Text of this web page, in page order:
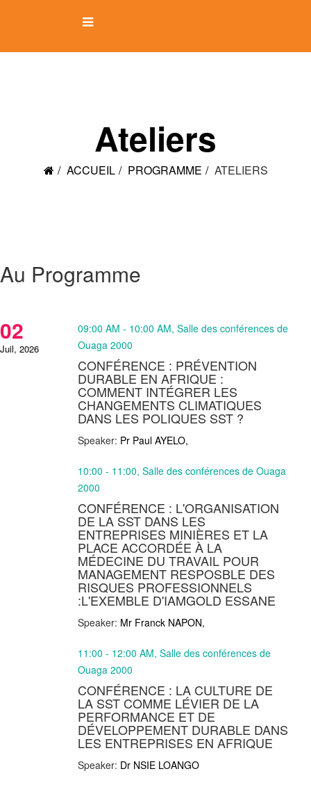
Ateliers
ACCUEIL PROGRAMME ATELIERS
Au Programme
02
Juil, 2026
09:00 AM - 10:00 AM, Salle des conférences de
Ouaga 2000
CONFÉRENCE : PRÉVENTION
DURABLE EN AFRIQUE :
COMMENT INTÉGRER LES
CHANGEMENTS CLIMATIQUES
DANS LES POLIQUES SST ?
Speaker: Pr Paul AYELO,
10:00 - 11:00, Salle des conférences de Ouaga
2000
CONFÉRENCE : L'ORGANISATION
DE LA SST DANS LES
ENTREPRISES MINIÈRES ET LA
PLACE ACCORDÉE À LA
MÉDECINE DU TRAVAIL POUR
MANAGEMENT RESPOSBLE DES
RISQUES PROFESSIONNELS
:L'EXEMBLE D'IAMGOLD ESSANE
Speaker: Mr Franck NAPON,
11:00 - 12:00 AM, Salle des conférences de
Ouaga 2000
CONFÉRENCE : LA CULTURE DE
LA SST COMME LÉVIER DE LA
PERFORMANCE ET DE
DÉVELOPPEMENT DURABLE DANS
LES ENTREPRISES EN AFRIQUE
Speaker: Dr NSIE LOANGO